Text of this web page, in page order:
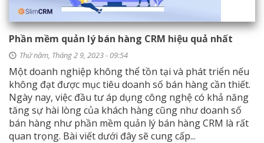
Phần mềm quản lý bán hàng CRM hiệu quả nhất
Thứ năm, Tháng 2 9, 2023 - 09:54
Một doanh nghiệp không thể tồn tại và phát triển nếu
không đạt được mục tiêu doanh số bán hàng cần thiết.
Ngày nay, việc đầu tư áp dụng công nghệ có khả năng
tăng sự hài lòng của khách hàng cũng như doanh số
bán hàng như phần mềm quản lý bán hàng CRM là rất
quan trọng. Bài viết dưới đây sẽ cung cấp...